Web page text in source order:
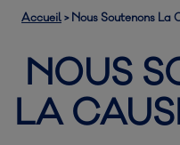
Accueil> Nous Soutenons La
NOUS
LA